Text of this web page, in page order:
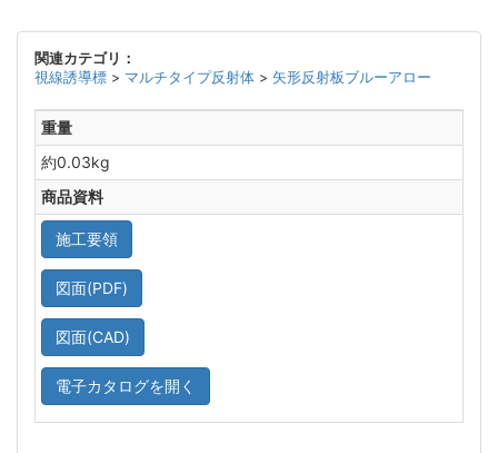
関連カテゴリ：
視線誘導標 > マルチタイプ反射体 > 矢形反射板ブルーアロー
重量
約0.03kg
商品資料
施工要領
図面(PDF)
図面(CAD)
電子カタログを開く